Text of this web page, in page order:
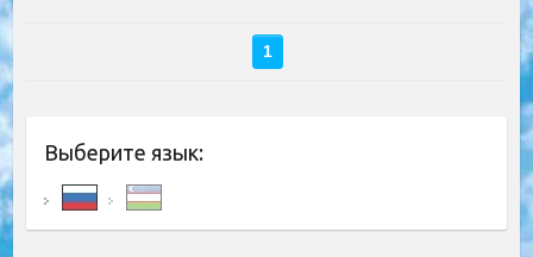
1
Выберите язык: